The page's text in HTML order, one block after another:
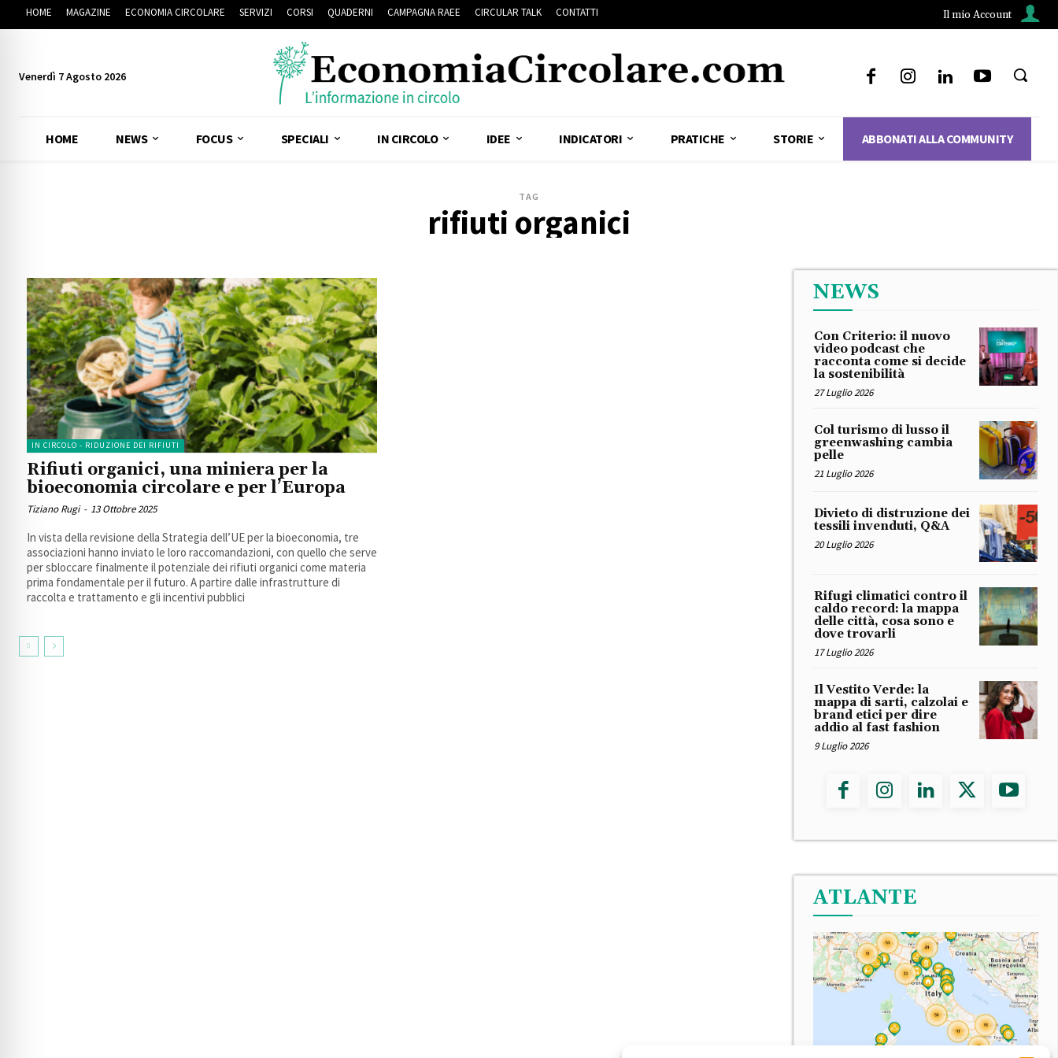
HOME MAGAZINE ECONOMIA CIRCOLARE SERVIZI CORSI QUADERNI CAMPAGNA RAEE CIRCULAR TALK CONTATTI Il mio Account
Venerdì 7 Agosto 2026
HOME NEWS FOCUS SPECIALI IN CIRCOLO IDEE INDICATORI PRATICHE STORIE ABBONATI ALLA COMMUNITY
TAG
rifiuti organici
IN CIRCOLO - RIDUZIONE DEI RIFIUTI
Rifiuti organici, una miniera per la
bioeconomia circolare e per l’Europa
Tiziano Rugi - 13 Ottobre 2025
In vista della revisione della Strategia dell’UE per la bioeconomia, tre
associazioni hanno inviato le loro raccomandazioni, con quello che serve
per sbloccare finalmente il potenziale dei rifiuti organici come materia
prima fondamentale per il futuro. A partire dalle infrastrutture di
raccolta e trattamento e gli incentivi pubblici
NEWS
Con Criterio: il nuovo
video podcast che
racconta come si decide
la sostenibilità
27 Luglio 2026
Col turismo di lusso il
greenwashing cambia
pelle
21 Luglio 2026
Divieto di distruzione dei
tessili invenduti, Q&A
20 Luglio 2026
Rifugi climatici contro il
caldo record: la mappa
delle città, cosa sono e
dove trovarli
17 Luglio 2026
Il Vestito Verde: la
mappa di sarti, calzolai e
brand etici per dire
addio al fast fashion
9 Luglio 2026
ATLANTE